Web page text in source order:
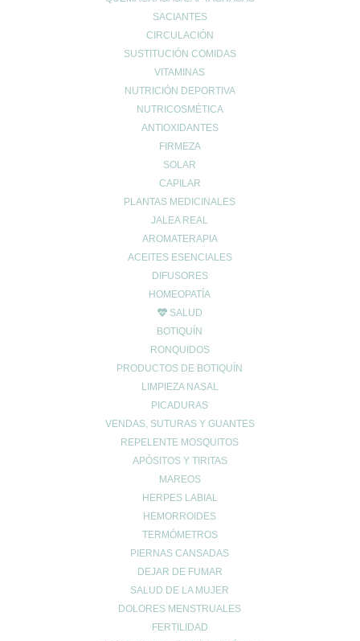
SACIANTES
CIRCULACIÓN
SUSTITUCIÓN COMIDAS
VITAMINAS
NUTRICIÓN DEPORTIVA
NUTRICOSMÉTICA
ANTIOXIDANTES
FIRMEZA
SOLAR
CAPILAR
PLANTAS MEDICINALES
JALEA REAL
AROMATERAPIA
ACEITES ESENCIALES
DIFUSORES
HOMEOPATÍA
SALUD
BOTIQUÍN
RONQUIDOS
PRODUCTOS DE BOTIQUÍN
LIMPIEZA NASAL
PICADURAS
VENDAS, SUTURAS Y GUANTES
REPELENTE MOSQUITOS
APÓSITOS Y TIRITAS
MAREOS
HERPES LABIAL
HEMORROIDES
TERMÓMETROS
PIERNAS CANSADAS
DEJAR DE FUMAR
SALUD DE LA MUJER
DOLORES MENSTRUALES
FERTILIDAD
UBICACIÓN
CONTACTO
622904490
info@farmaciaromerosagunto.com
HORARIO
De Lunes a Viernes
Sábados de 9:00h a 13:30h